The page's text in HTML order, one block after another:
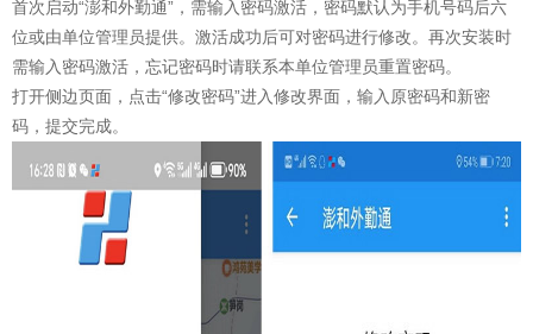
首次启动“澎和外勤通”，需输入密码激活，密码默认为手机号码后六
位或由单位管理员提供。激活成功后可对密码进行修改。再次安装时
需输入密码激活，忘记密码时请联系本单位管理员重置密码。
打开侧边页面，点击“修改密码”进入修改界面，输入原密码和新密
码，提交完成。